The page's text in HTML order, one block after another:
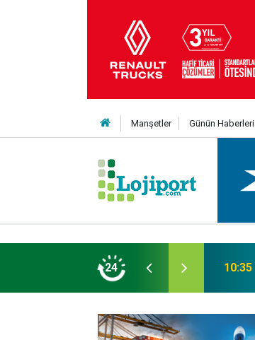
Manşetler Günün Haberleri
24 09:47